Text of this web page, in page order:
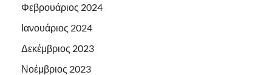
Φεβρουάριος 2024
Ιανουάριος 2024
Δεκέμβριος 2023
Νοέμβριος 2023